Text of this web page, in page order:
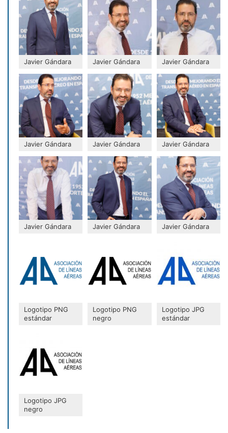
Javier Gándara Javier Gándara Javier Gándara
Javier Gándara Javier Gándara Javier Gándara
Javier Gándara Javier Gándara Javier Gándara
Logotipo PNG
estándar
Logotipo PNG
negro
Logotipo JPG
estándar
Logotipo JPG
negro